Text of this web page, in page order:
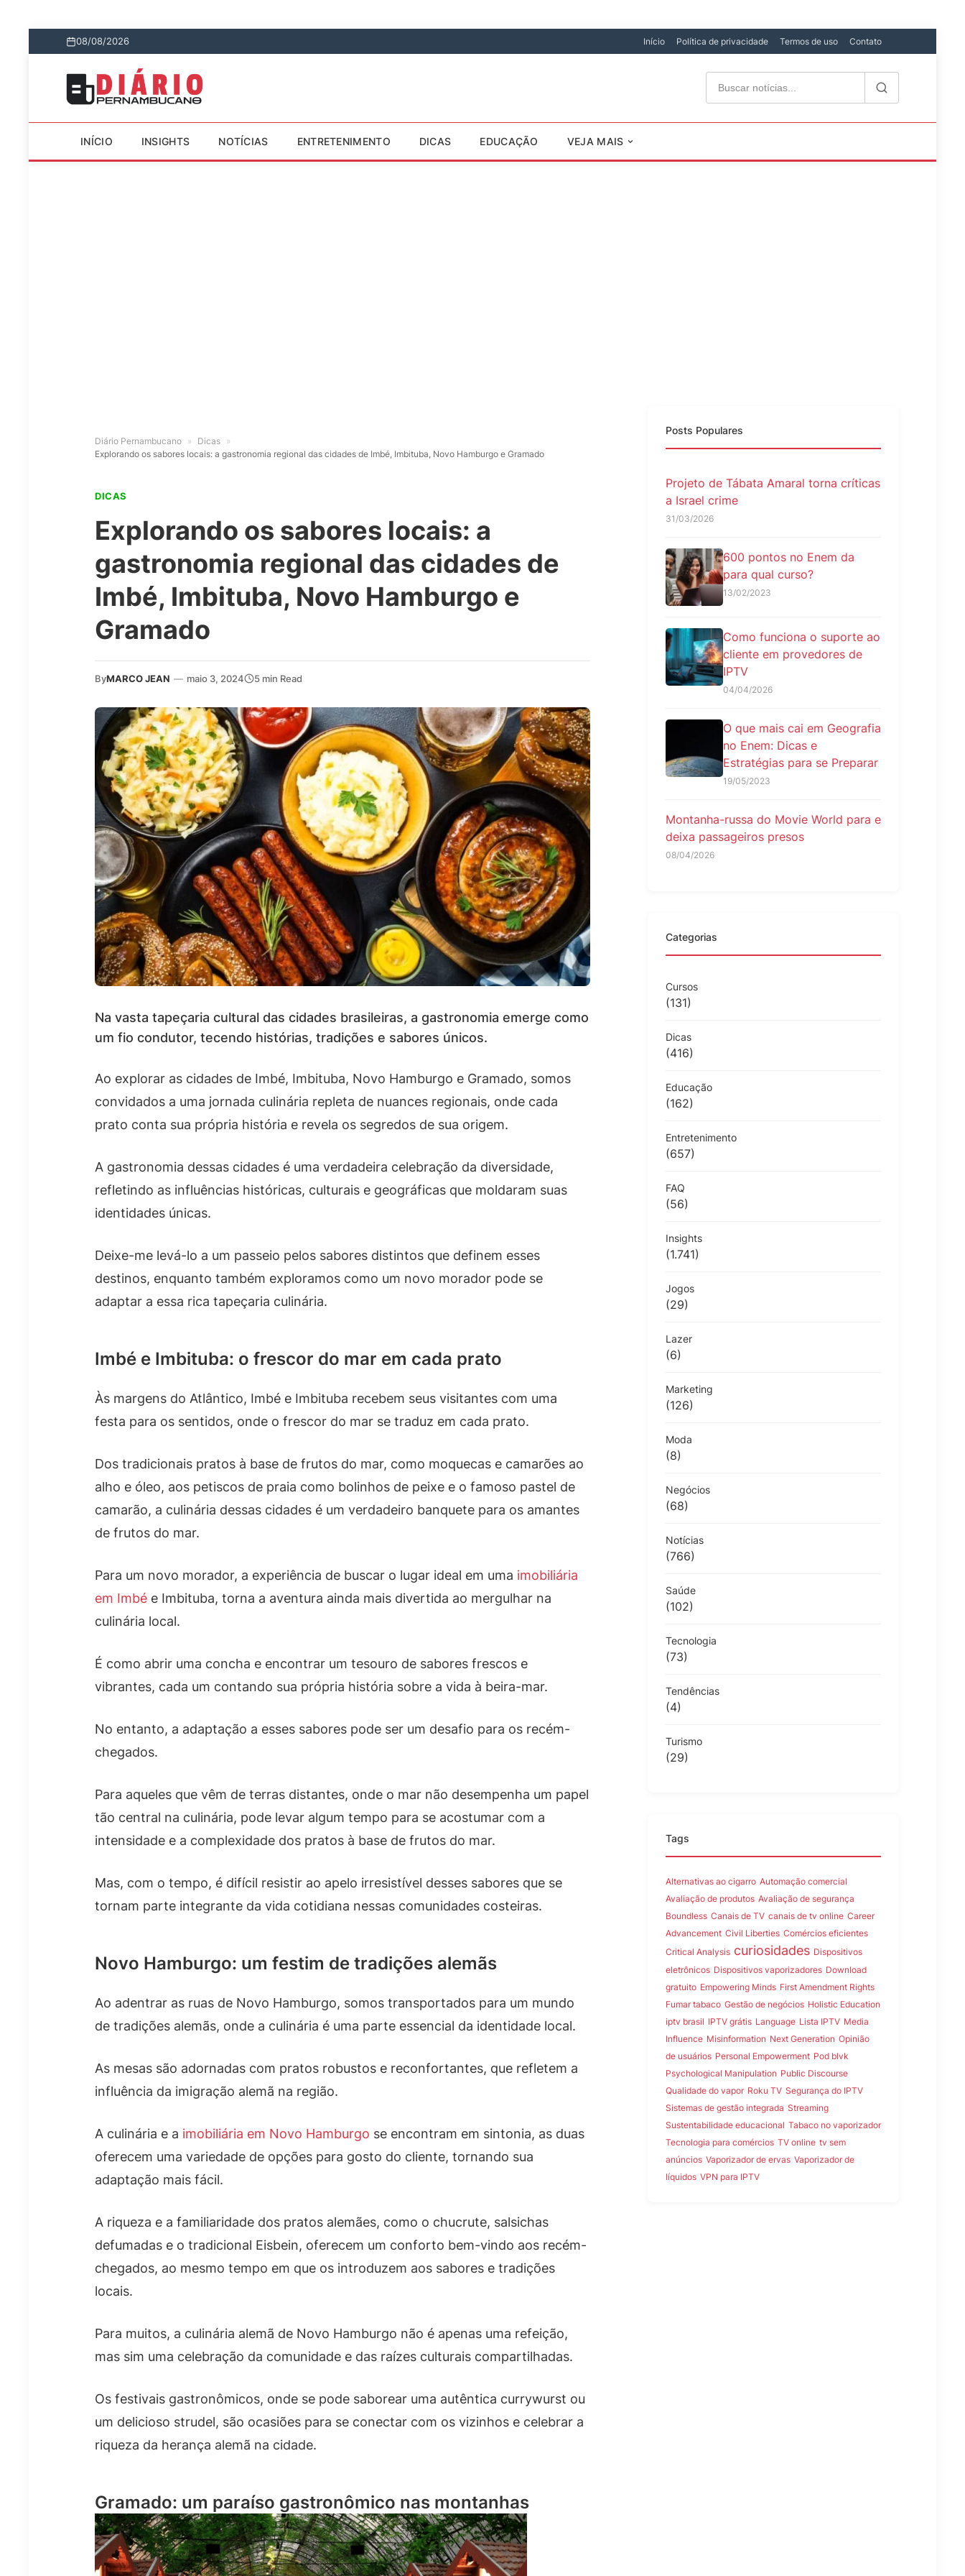
08/08/2026 Início Política de privacidade Termos de uso Contato
INÍCIO INSIGHTS NOTÍCIAS ENTRETENIMENTO DICAS EDUCAÇÃO VEJA MAIS
Diário Pernambucano » Dicas »
Explorando os sabores locais: a gastronomia regional das cidades de Imbé, Imbituba, Novo Hamburgo e Gramado
DICAS
Explorando os sabores locais: a
gastronomia regional das cidades de
Imbé, Imbituba, Novo Hamburgo e
Gramado
ByMARCO JEAN — maio 3, 2024 5 min Read
Na vasta tapeçaria cultural das cidades brasileiras, a gastronomia emerge como
um fio condutor, tecendo histórias, tradições e sabores únicos.
Ao explorar as cidades de Imbé, Imbituba, Novo Hamburgo e Gramado, somos
convidados a uma jornada culinária repleta de nuances regionais, onde cada
prato conta sua própria história e revela os segredos de sua origem.
A gastronomia dessas cidades é uma verdadeira celebração da diversidade,
refletindo as influências históricas, culturais e geográficas que moldaram suas
identidades únicas.
Deixe-me levá-lo a um passeio pelos sabores distintos que definem esses
destinos, enquanto também exploramos como um novo morador pode se
adaptar a essa rica tapeçaria culinária.
Imbé e Imbituba: o frescor do mar em cada prato
Às margens do Atlântico, Imbé e Imbituba recebem seus visitantes com uma
festa para os sentidos, onde o frescor do mar se traduz em cada prato.
Dos tradicionais pratos à base de frutos do mar, como moquecas e camarões ao
alho e óleo, aos petiscos de praia como bolinhos de peixe e o famoso pastel de
camarão, a culinária dessas cidades é um verdadeiro banquete para os amantes
de frutos do mar.
Para um novo morador, a experiência de buscar o lugar ideal em uma imobiliária
em Imbé e Imbituba, torna a aventura ainda mais divertida ao mergulhar na
culinária local.
É como abrir uma concha e encontrar um tesouro de sabores frescos e
vibrantes, cada um contando sua própria história sobre a vida à beira-mar.
No entanto, a adaptação a esses sabores pode ser um desafio para os recém-
chegados.
Para aqueles que vêm de terras distantes, onde o mar não desempenha um papel
tão central na culinária, pode levar algum tempo para se acostumar com a
intensidade e a complexidade dos pratos à base de frutos do mar.
Mas, com o tempo, é difícil resistir ao apelo irresistível desses sabores que se
tornam parte integrante da vida cotidiana nessas comunidades costeiras.
Novo Hamburgo: um festim de tradições alemãs
Ao adentrar as ruas de Novo Hamburgo, somos transportados para um mundo
de tradições alemãs, onde a culinária é uma parte essencial da identidade local.
As mesas são adornadas com pratos robustos e reconfortantes, que refletem a
influência da imigração alemã na região.
A culinária e a imobiliária em Novo Hamburgo se encontram em sintonia, as duas
oferecem uma variedade de opções para gosto do cliente, tornando sua
adaptação mais fácil.
A riqueza e a familiaridade dos pratos alemães, como o chucrute, salsichas
defumadas e o tradicional Eisbein, oferecem um conforto bem-vindo aos recém-
chegados, ao mesmo tempo em que os introduzem aos sabores e tradições
locais.
Para muitos, a culinária alemã de Novo Hamburgo não é apenas uma refeição,
mas sim uma celebração da comunidade e das raízes culturais compartilhadas.
Os festivais gastronômicos, onde se pode saborear uma autêntica currywurst ou
um delicioso strudel, são ocasiões para se conectar com os vizinhos e celebrar a
riqueza da herança alemã na cidade.
Gramado: um paraíso gastronômico nas montanhas
Posts Populares
Projeto de Tábata Amaral torna críticas
a Israel crime
31/03/2026
600 pontos no Enem da
para qual curso?
13/02/2023
Como funciona o suporte ao
cliente em provedores de
IPTV
04/04/2026
O que mais cai em Geografia
no Enem: Dicas e
Estratégias para se Preparar
19/05/2023
Montanha-russa do Movie World para e
deixa passageiros presos
08/04/2026
Categorias
Cursos
(131)
Dicas
(416)
Educação
(162)
Entretenimento
(657)
FAQ
(56)
Insights
(1.741)
Jogos
(29)
Lazer
(6)
Marketing
(126)
Moda
(8)
Negócios
(68)
Notícias
(766)
Saúde
(102)
Tecnologia
(73)
Tendências
(4)
Turismo
(29)
Tags
Alternativas ao cigarro Automação comercial
Avaliação de produtos Avaliação de segurança
Boundless Canais de TV canais de tv online Career
Advancement Civil Liberties Comércios eficientes
Critical Analysis curiosidades Dispositivos
eletrônicos Dispositivos vaporizadores Download
gratuito Empowering Minds First Amendment Rights
Fumar tabaco Gestão de negócios Holistic Education
iptv brasil IPTV grátis Language Lista IPTV Media
Influence Misinformation Next Generation Opinião
de usuários Personal Empowerment Pod blvk
Psychological Manipulation Public Discourse
Qualidade do vapor Roku TV Segurança do IPTV
Sistemas de gestão integrada Streaming
Sustentabilidade educacional Tabaco no vaporizador
Tecnologia para comércios TV online tv sem
anúncios Vaporizador de ervas Vaporizador de
líquidos VPN para IPTV